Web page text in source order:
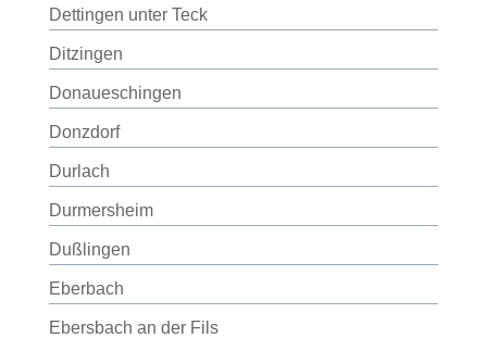
Dettingen unter Teck
Ditzingen
Donaueschingen
Donzdorf
Durlach
Durmersheim
Dußlingen
Eberbach
Ebersbach an der Fils